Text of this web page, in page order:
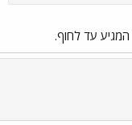
המגיע עד לחוף.